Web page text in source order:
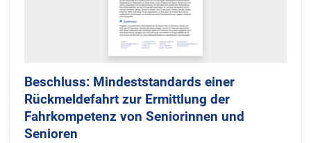
Beschluss: Mindeststandards einer
Rückmeldefahrt zur Ermittlung der
Fahrkompetenz von Seniorinnen und
Senioren